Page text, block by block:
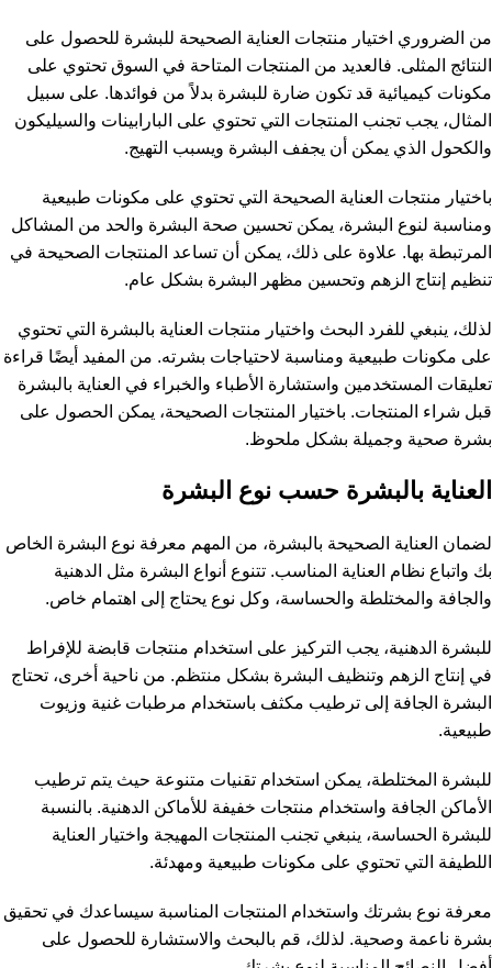
من الضروري اختيار منتجات العناية الصحيحة للبشرة للحصول على
النتائج المثلى. فالعديد من المنتجات المتاحة في السوق تحتوي على
مكونات كيميائية قد تكون ضارة للبشرة بدلاً من فوائدها. على سبيل
المثال، يجب تجنب المنتجات التي تحتوي على البارابينات والسيليكون
والكحول الذي يمكن أن يجفف البشرة ويسبب التهيج.
باختيار منتجات العناية الصحيحة التي تحتوي على مكونات طبيعية
ومناسبة لنوع البشرة، يمكن تحسين صحة البشرة والحد من المشاكل
المرتبطة بها. علاوة على ذلك، يمكن أن تساعد المنتجات الصحيحة في
تنظيم إنتاج الزهم وتحسين مظهر البشرة بشكل عام.
لذلك، ينبغي للفرد البحث واختيار منتجات العناية بالبشرة التي تحتوي
على مكونات طبيعية ومناسبة لاحتياجات بشرته. من المفيد أيضًا قراءة
تعليقات المستخدمين واستشارة الأطباء والخبراء في العناية بالبشرة
قبل شراء المنتجات. باختيار المنتجات الصحيحة، يمكن الحصول على
بشرة صحية وجميلة بشكل ملحوظ.
العناية بالبشرة حسب نوع البشرة
لضمان العناية الصحيحة بالبشرة، من المهم معرفة نوع البشرة الخاص
بك واتباع نظام العناية المناسب. تتنوع أنواع البشرة مثل الدهنية
والجافة والمختلطة والحساسة، وكل نوع يحتاج إلى اهتمام خاص.
للبشرة الدهنية، يجب التركيز على استخدام منتجات قابضة للإفراط
في إنتاج الزهم وتنظيف البشرة بشكل منتظم. من ناحية أخرى، تحتاج
البشرة الجافة إلى ترطيب مكثف باستخدام مرطبات غنية وزيوت
طبيعية.
للبشرة المختلطة، يمكن استخدام تقنيات متنوعة حيث يتم ترطيب
الأماكن الجافة واستخدام منتجات خفيفة للأماكن الدهنية. بالنسبة
للبشرة الحساسة، ينبغي تجنب المنتجات المهيجة واختيار العناية
اللطيفة التي تحتوي على مكونات طبيعية ومهدئة.
معرفة نوع بشرتك واستخدام المنتجات المناسبة سيساعدك في تحقيق
بشرة ناعمة وصحية. لذلك، قم بالبحث والاستشارة للحصول على